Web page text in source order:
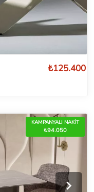
₺125.400
KAMPANYALI NAKİT
₺94.050